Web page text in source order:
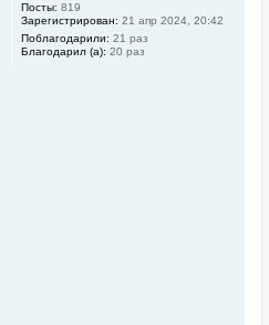
Посты: 819
Зарегистрирован: 21 апр 2024, 20:42
Поблагодарили: 21 раз
Благодарил (а): 20 раз